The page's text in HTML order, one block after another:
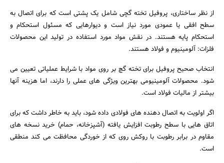
از نظر ساختاری، پروفیل تخته گچی شامل یک پشتی است که برای اتصال به
سطح افقی یا عمودی مورد نیاز است و دیوارهایی که مسئول استحکام و
استحکام پایه هستند. در نقش مواد مورد استفاده در تولید این محصولات
فلزات: آلومینیوم و فولاد هستند.
انتخاب صحیح پروفیل برای تخته گچ بر روی مواد با شرایط عملیاتی تعیین می
شود. محصولات آلومینیومی بهترین ویژگی های عملی را دارند، اما هزینه آنها
بیشتر از مالیات فولاد است.
اگر اولویت به اتصال دهنده های فولادی داده شود، باید به خاطر داشت که برای
اتاق هایی با سطح رطوبت افزایش یافته (آشپزخانه، حمام) خرید نسخه های
مقاوم در برابر رطوبت با روکش روی که از خوردگی محافظت می کند منطقی
است.